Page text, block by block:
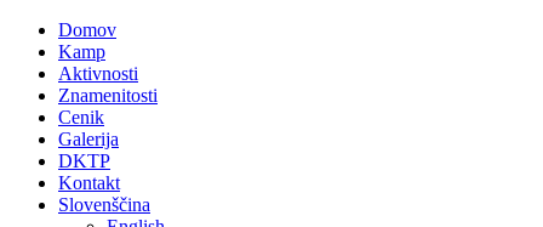
Domov
Kamp
Aktivnosti
Znamenitosti
Cenik
Galerija
DKTP
Kontakt
Slovenščina